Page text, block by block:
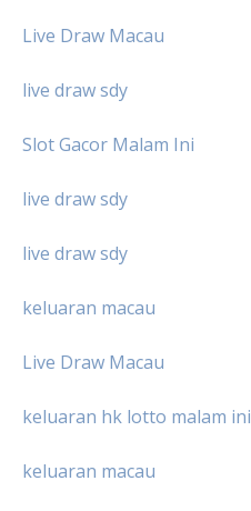
Live Draw Macau
live draw sdy
Slot Gacor Malam Ini
live draw sdy
live draw sdy
keluaran macau
Live Draw Macau
keluaran hk lotto malam ini
keluaran macau